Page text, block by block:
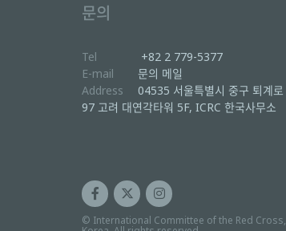
문의
Tel
+82 2 779-5377
E-mail
문의 메일
Address
04535 서울특별시 중구 퇴계로
97 고려 대연각타워 5F, ICRC 한국사무소
© International Committee of the Red Cross,